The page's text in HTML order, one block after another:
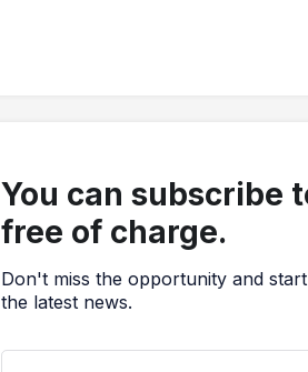
You can subscribe
free of charge.
Don't miss the opportunity and
the latest news.